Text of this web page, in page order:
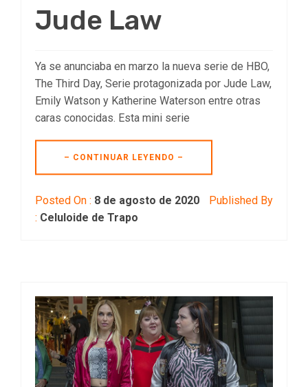
Jude Law
Ya se anunciaba en marzo la nueva serie de HBO,
The Third Day, Serie protagonizada por Jude Law,
Emily Watson y Katherine Waterson entre otras
caras conocidas. Esta mini serie
– CONTINUAR LEYENDO –
Posted On : 8 de agosto de 2020
Published By
: Celuloide de Trapo